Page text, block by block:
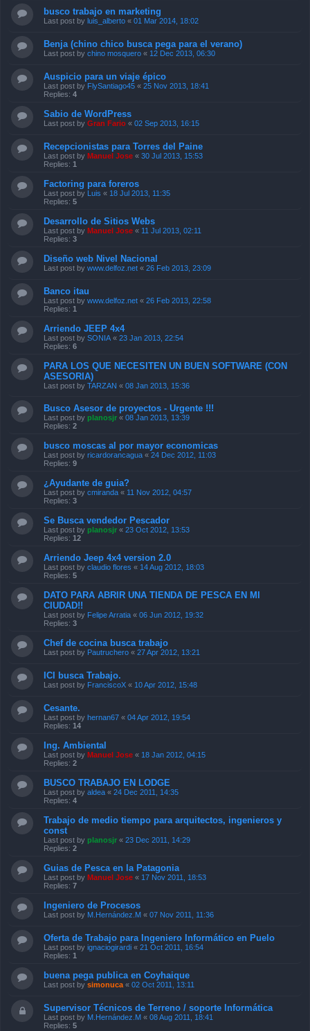
busco trabajo en marketing
Last post by luis_alberto « 01 Mar 2014, 18:02
Benja (chino chico busca pega para el verano)
Last post by chino mosquero « 12 Dec 2013, 06:30
Auspicio para un viaje épico
Last post by FlySantiago45 « 25 Nov 2013, 18:41
Replies: 4
Sabio de WordPress
Last post by Gran Fario « 02 Sep 2013, 16:15
Recepcionistas para Torres del Paine
Last post by Manuel Jose « 30 Jul 2013, 15:53
Replies: 1
Factoring para foreros
Last post by Luis « 18 Jul 2013, 11:35
Replies: 5
Desarrollo de Sitios Webs
Last post by Manuel Jose « 11 Jul 2013, 02:11
Replies: 3
Diseño web Nivel Nacional
Last post by www.delfoz.net « 26 Feb 2013, 23:09
Banco itau
Last post by www.delfoz.net « 26 Feb 2013, 22:58
Replies: 1
Arriendo JEEP 4x4
Last post by SONIA « 23 Jan 2013, 22:54
Replies: 6
PARA LOS QUE NECESITEN UN BUEN SOFTWARE (CON
ASESORIA)
Last post by TARZAN « 08 Jan 2013, 15:36
Busco Asesor de proyectos - Urgente !!!
Last post by planosjr « 08 Jan 2013, 13:39
Replies: 2
busco moscas al por mayor economicas
Last post by ricardorancagua « 24 Dec 2012, 11:03
Replies: 9
¿Ayudante de guia?
Last post by cmiranda « 11 Nov 2012, 04:57
Replies: 3
Se Busca vendedor Pescador
Last post by planosjr « 23 Oct 2012, 13:53
Replies: 12
Arriendo Jeep 4x4 version 2.0
Last post by claudio flores « 14 Aug 2012, 18:03
Replies: 5
DATO PARA ABRIR UNA TIENDA DE PESCA EN MI
CIUDAD!!
Last post by Felipe Arratia « 06 Jun 2012, 19:32
Replies: 3
Chef de cocina busca trabajo
Last post by Pautruchero « 27 Apr 2012, 13:21
ICI busca Trabajo.
Last post by FranciscoX « 10 Apr 2012, 15:48
Cesante.
Last post by hernan67 « 04 Apr 2012, 19:54
Replies: 14
Ing. Ambiental
Last post by Manuel Jose « 18 Jan 2012, 04:15
Replies: 2
BUSCO TRABAJO EN LODGE
Last post by aldea « 24 Dec 2011, 14:35
Replies: 4
Trabajo de medio tiempo para arquitectos, ingenieros y
const
Last post by planosjr « 23 Dec 2011, 14:29
Replies: 2
Guias de Pesca en la Patagonia
Last post by Manuel Jose « 17 Nov 2011, 18:53
Replies: 7
Ingeniero de Procesos
Last post by M.Hernández.M « 07 Nov 2011, 11:36
Oferta de Trabajo para Ingeniero Informático en Puelo
Last post by ignaciogirardi « 21 Oct 2011, 16:54
Replies: 1
buena pega publica en Coyhaique
Last post by simonuca « 02 Oct 2011, 13:11
Supervisor Técnicos de Terreno / soporte Informática
Last post by M.Hernández.M « 08 Aug 2011, 18:41
Replies: 5